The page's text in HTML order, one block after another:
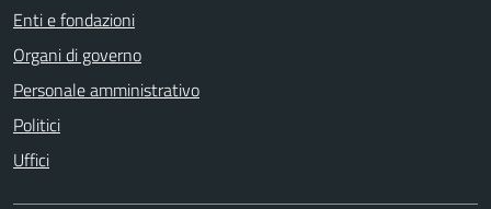
Enti e fondazioni
Organi di governo
Personale amministrativo
Politici
Uffici